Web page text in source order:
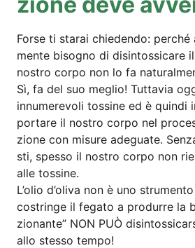
For­se ti starai chie­den­do:
men­te biso­g­no di disin­tos­si­ca­re
nos­tro cor­po non lo fa
Sì, fa del suo meglio! Tut­ta­via
innu­me­re­vo­li tos­si­ne ed è
port­are il nos­tro cor­po nel
zio­ne con misu­re ade­gua­te.
s­ti, spes­so il nos­tro cor­po non
alle tos­si­ne.
L’o­lio d’o­li­va non è uno
costrin­ge il fega­to a pro­dur­re la
zio­n­an­te” NON PUÒ
allo stes­so tem­po!